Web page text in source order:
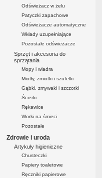
Odświeżacz w żelu
Patyczki zapachowe
Odświeżacze automatyczne
Wkłady uzupełniające
Pozostałe odświeżacze
Sprzęt i akcesoria do
sprzątania
Mopy i wiadra
Miotły, zmiotki i szufelki
Gąbki, zmywaki i szczotki
Ścierki
Rękawice
Worki na śmieci
Pozostałe
Zdrowie i uroda
Artykuły higieniczne
Chusteczki
Papiery toaletowe
Ręczniki papierowe